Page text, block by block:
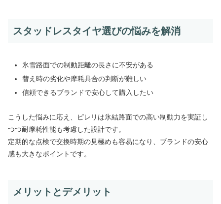
スタッドレスタイヤ選びの悩みを解消
氷雪路面での制動距離の長さに不安がある
替え時の劣化や摩耗具合の判断が難しい
信頼できるブランドで安心して購入したい
こうした悩みに応え、ピレリは氷結路面での高い制動力を実証し
つつ耐摩耗性能も考慮した設計です。
定期的な点検で交換時期の見極めも容易になり、ブランドの安心
感も大きなポイントです。
メリットとデメリット